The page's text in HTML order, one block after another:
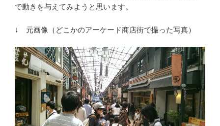
で動きを与えてみようと思います。
↓ 元画像（どこかのアーケード商店街で撮った写真）